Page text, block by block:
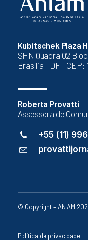
Kubitschek Plaza
SHN Quadra 02
Brasília - DF - CEP:
Roberta Provatti
Assessora de
+55 (11)
© Copyright – ANIAM
Política de privacidade